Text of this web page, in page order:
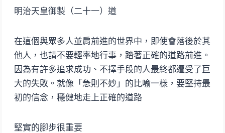
明治天皇御製（二十一）道
在這個與眾多人並肩前進的世界中，即使會落後於其
他人，也請不要輕率地行事，踏著正確的道路前進。
因為有許多追求成功、不擇手段的人最終都遭受了巨
大的失敗。就像「急則不妙」的比喻一樣，要堅持最
初的信念，穩健地走上正確的道路
堅實的腳步很重要